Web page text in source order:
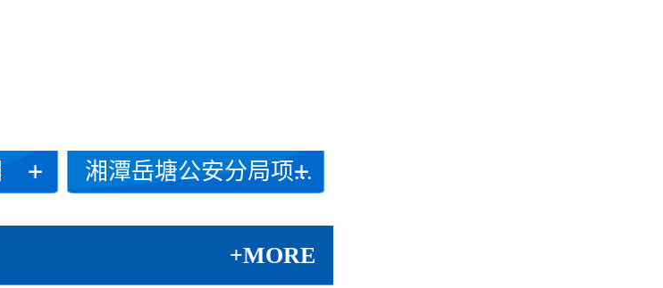
湘潭岳塘公安分局项...
+MORE